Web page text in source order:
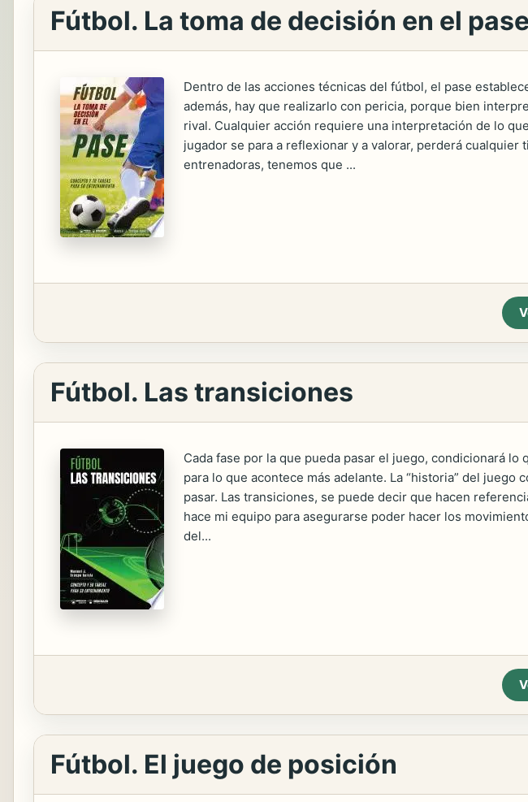
Fútbol. La toma de decisión en el pase
Dentro de las acciones técnicas del fútbol, el pase
además, hay que realizarlo con pericia, porque bien
rival. Cualquier acción requiere una interpretación de lo
jugador se para a reflexionar y a valorar, perderá
entrenadoras, tenemos que ...
Fútbol. Las transiciones
Cada fase por la que pueda pasar el juego, condicionará
para lo que acontece más adelante. La “historia” del
pasar. Las transiciones, se puede decir que hacen
hace mi equipo para asegurarse poder hacer los
del...
Fútbol. El juego de posición